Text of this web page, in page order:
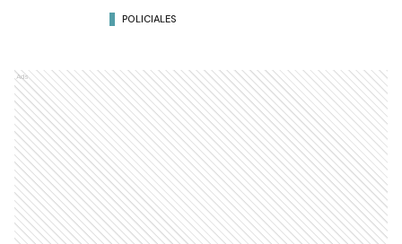
POLICIALES
Ads